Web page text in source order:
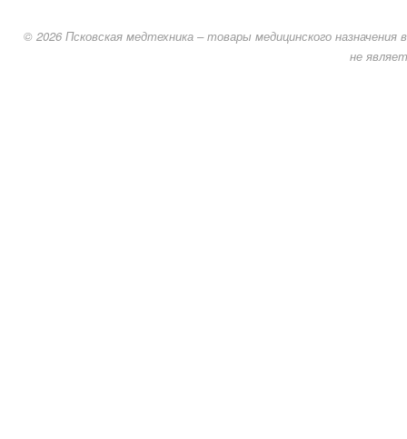
© 2026 Псковская медтехника – товары медицинского
не